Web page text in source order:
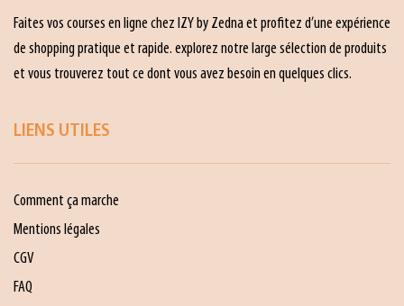
Faites vos courses en ligne chez IZY by Zedna et profitez d’une expérience
de shopping pratique et rapide. explorez notre large sélection de produits
et vous trouverez tout ce dont vous avez besoin en quelques clics.
LIENS UTILES
Comment ça marche
Mentions légales
CGV
FAQ